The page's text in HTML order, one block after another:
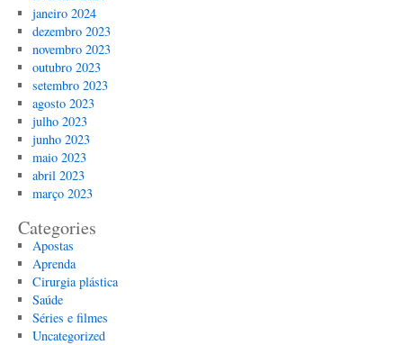
janeiro 2024
dezembro 2023
novembro 2023
outubro 2023
setembro 2023
agosto 2023
julho 2023
junho 2023
maio 2023
abril 2023
março 2023
Categories
Apostas
Aprenda
Cirurgia plástica
Saúde
Séries e filmes
Uncategorized